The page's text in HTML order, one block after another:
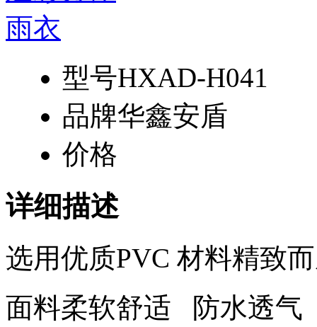
型号HXAD-H041
品牌华鑫安盾
价格
详细描述
选用优质PVC 材料精致
面料柔软舒适 防水透气